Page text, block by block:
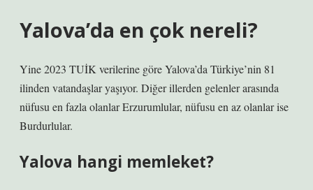
Yalova’da en çok nereli?
Yine 2023 TUİK verilerine göre Yalova’da Türkiye’nin 81
ilinden vatandaşlar yaşıyor. Diğer illerden gelenler arasında
nüfusu en fazla olanlar Erzurumlular, nüfusu en az olanlar ise
Burdurlular.
Yalova hangi memleket?